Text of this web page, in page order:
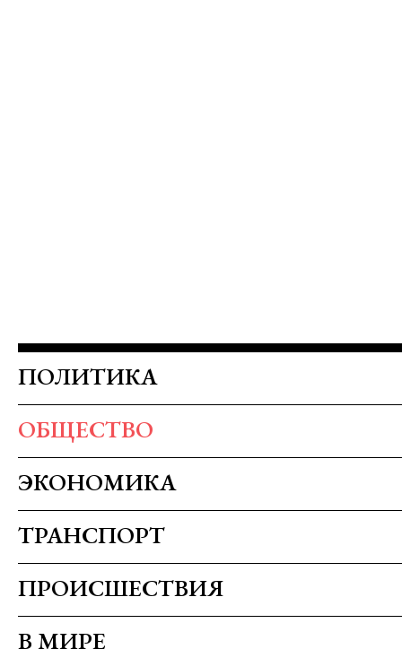
ПОЛИТИКА
ОБЩЕСТВО
ЭКОНОМИКА
ТРАНСПОРТ
ПРОИСШЕСТВИЯ
В МИРЕ